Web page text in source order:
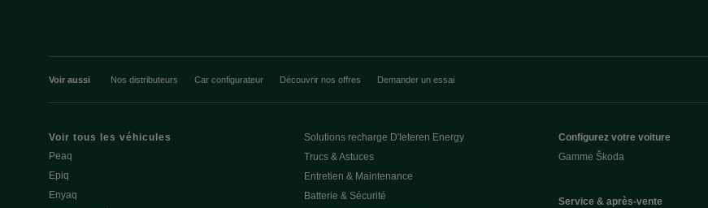
Voir aussi Nos distributeurs Car configurateur Découvrir nos offres Demander un essai
Voir tous les véhicules
Peaq
Epiq
Enyaq
Solutions recharge D'Ieteren Energy
Trucs & Astuces
Entretien & Maintenance
Batterie & Sécurité
Configurez votre voiture
Gamme Škoda
Service & après-vente